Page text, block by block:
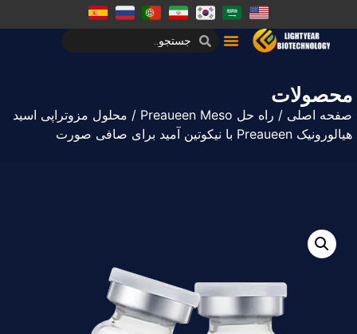
محصولات
صفحه اصلی / راه حل Preaueen Meso
/ محلول مزوتراپی اسید
هیالورونیک Preaueen با نیکوتین آمید برای صافی صورت